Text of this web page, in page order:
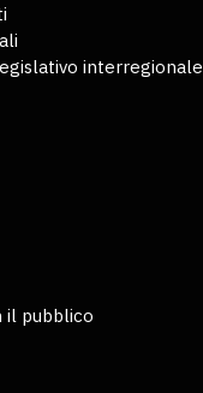
interregionale
il pubblico